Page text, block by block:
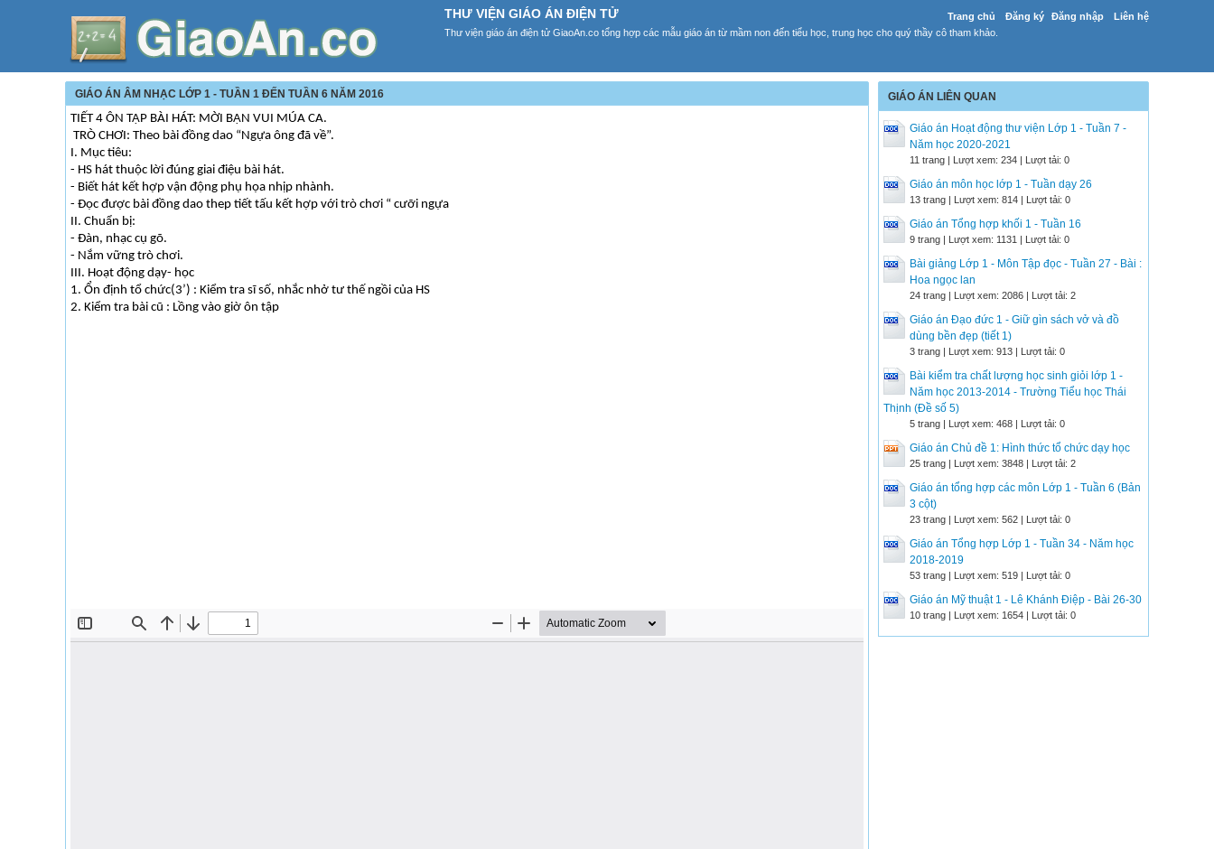
Trang chủ Đăng ký Đăng nhập Liên hệ
THƯ VIỆN GIÁO ÁN ĐIỆN TỬ
Thư viện giáo án điện tử GiaoAn.co tổng hợp các mẫu giáo án từ mầm non đến tiểu học, trung học cho quý thầy cô tham khảo.
GIÁO ÁN ÂM NHẠC LỚP 1 - TUẦN 1 ĐẾN TUẦN 6 NĂM 2016
TIẾT 4 ÔN TẬP BÀI HÁT: MỜI BẠN VUI MÚA CA.
TRÒ CHƠI: Theo bài đồng dao “Ngựa ông đã về”.
I. Mục tiêu:
- HS hát thuộc lời đúng giai điệu bài hát.
- Biết hát kết hợp vận động phụ họa nhịp nhành.
- Đọc được bài đồng dao thep tiết tấu kết hợp với trò chơi “ cưỡi ngựa
II. Chuẩn bị:
- Đàn, nhạc cụ gõ.
- Nắm vững trò chơi.
III. Hoạt động dạy- học
1. Ổn định tổ chức(3’) : Kiểm tra sĩ số, nhắc nhở tư thế ngồi của HS
2. Kiểm tra bài cũ : Lồng vào giờ ôn tập
GIÁO ÁN LIÊN QUAN
Giáo án Hoạt động thư viện Lớp 1 - Tuần 7 -
Năm học 2020-2021
11 trang | Lượt xem: 234 | Lượt tải: 0
Giáo án môn học lớp 1 - Tuần dạy 26
13 trang | Lượt xem: 814 | Lượt tải: 0
Giáo án Tổng hợp khối 1 - Tuần 16
9 trang | Lượt xem: 1131 | Lượt tải: 0
Bài giảng Lớp 1 - Môn Tập đọc - Tuần 27 - Bài :
Hoa ngọc lan
24 trang | Lượt xem: 2086 | Lượt tải: 2
Giáo án Đạo đức 1 - Giữ gìn sách vở và đồ
dùng bền đẹp (tiết 1)
3 trang | Lượt xem: 913 | Lượt tải: 0
Bài kiểm tra chất lượng học sinh giỏi lớp 1 -
Năm học 2013-2014 - Trường Tiểu học Thái
Thịnh (Đề số 5)
5 trang | Lượt xem: 468 | Lượt tải: 0
Giáo án Chủ đề 1: Hình thức tổ chức dạy học
25 trang | Lượt xem: 3848 | Lượt tải: 2
Giáo án tổng hợp các môn Lớp 1 - Tuần 6 (Bản
3 cột)
23 trang | Lượt xem: 562 | Lượt tải: 0
Giáo án Tổng hợp Lớp 1 - Tuần 34 - Năm học
2018-2019
53 trang | Lượt xem: 519 | Lượt tải: 0
Giáo án Mỹ thuật 1 - Lê Khánh Điệp - Bài 26-30
10 trang | Lượt xem: 1654 | Lượt tải: 0